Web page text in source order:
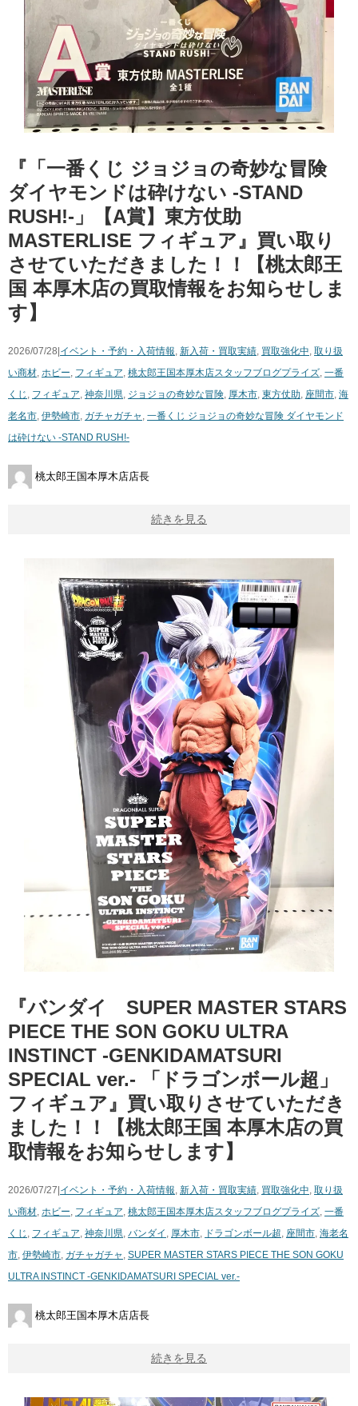
『「一番くじ ジョジョの奇妙な冒険
ダイヤモンドは砕けない -STAND
RUSH!-」【A賞】東方仗助
MASTERLISE フィギュア』買い取り
させていただきました！！【桃太郎王
国 本厚木店の買取情報をお知らせしま
す】
2026/07/28|イベント・予約・入荷情報 新入荷・買取実績 買取強化中 取り扱
い商材 ホビー フィギュア 桃太郎王国本厚木店スタッフブログプライズ 一番
くじ
フィギュア 神奈川県 ジョジョの奇妙な冒険 厚木市 東方仗助 座間市 海
老名市 伊勢崎市 ガチャガチャ 一番くじ ジョジョの奇妙な冒険 ダイヤモンド
は砕けない -STAND RUSH!-
桃太郎王国本厚木店店長
続きを見る
『バンダイ SUPER MASTER STARS
PIECE THE SON GOKU ULTRA
INSTINCT -GENKIDAMATSURI
SPECIAL ver.- 「ドラゴンボール超」
フィギュア』買い取りさせていただき
ました！！【桃太郎王国 本厚木店の買
取情報をお知らせします】
2026/07/27| イベント・予約・入荷情報, 新入荷・買取実績, 買取強化中, 取り扱
い商材, ホビー, フィギュア, 桃太郎王国本厚木店スタッフブログプライズ, 一番
くじ , フィギュア, 神奈川県, バンダイ , 厚木市, ドラゴンボール超, 座間市, 海老名
市, 伊勢崎市, ガチャガチャ , SUPER MASTER STARS PIECE THE SON GOKU
ULTRA INSTINCT -GENKIDAMATSURI SPECIAL ver.-
桃太郎王国本厚木店店長
続きを見る